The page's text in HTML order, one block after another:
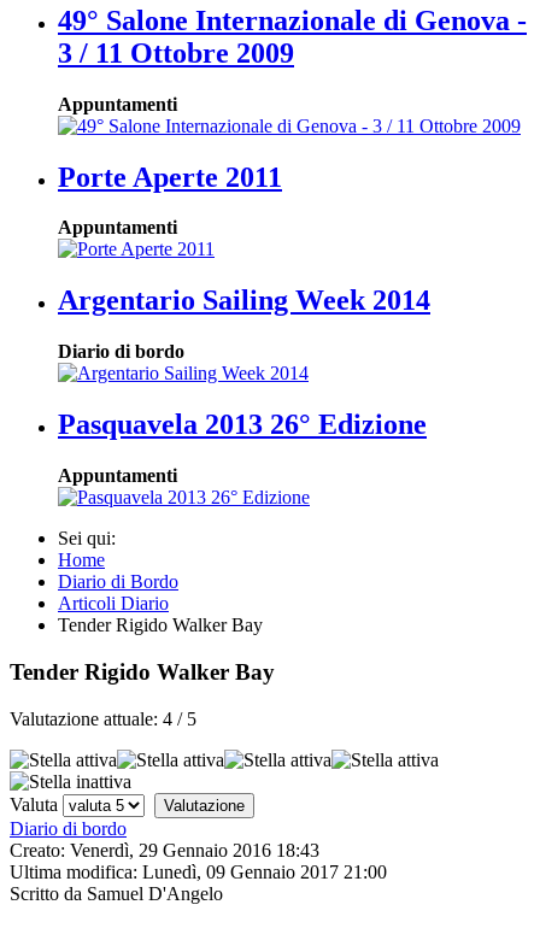
49° Salone Internazionale di Genova -
3 / 11 Ottobre 2009
Appuntamenti
Porte Aperte 2011
Appuntamenti
Argentario Sailing Week 2014
Diario di bordo
Pasquavela 2013 26° Edizione
Appuntamenti
Sei qui:
Home
Diario di Bordo
Articoli Diario
Tender Rigido Walker Bay
Tender Rigido Walker Bay
Valutazione attuale: 4 / 5
Valuta
Diario di bordo
Creato: Venerdì, 29 Gennaio 2016 18:43
Ultima modifica: Lunedì, 09 Gennaio 2017 21:00
Scritto da Samuel D'Angelo